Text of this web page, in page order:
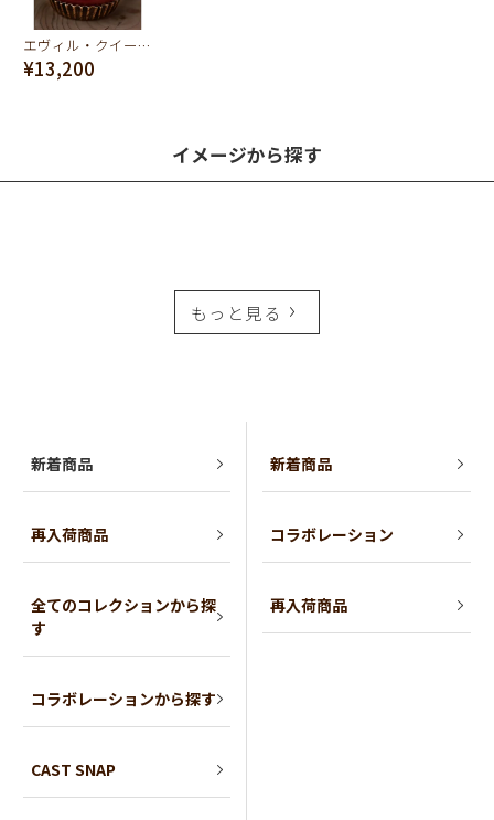
エヴィル・クイーン/ポイズンアップルケーキ ネックレス【ディズニー アクセサリー】
¥13,200
イメージから探す
もっと見る
新着商品
再入荷商品
全てのコレクションから探
す
コラボレーションから探す
CAST SNAP
新着商品
コラボレーション
再入荷商品